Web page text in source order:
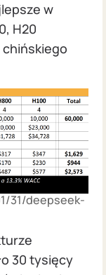
w
H20
31/deepseek-
30 tysięcy